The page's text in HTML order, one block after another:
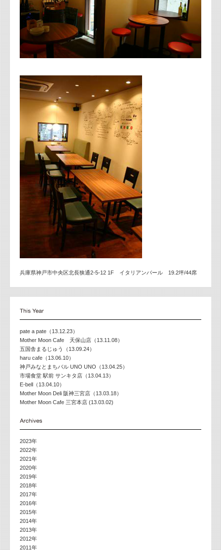
兵庫県神戸市中央区北長狭通2-5-12 1F イタリアンバール 19.2坪/44席
pate a pate（13.12.23）
Mother Moon Cafe 天保山店（13.11.08）
五国舎まるじゅう（13.09.24）
haru cafe（13.06.10）
神戸みなとまちバル UNO UNO（13.04.25）
市場食堂 駅前 サンキタ店（13.04.13）
E-bell（13.04.10）
Mother Moon Deli 阪神三宮店（13.03.18）
Mother Moon Cafe 三宮本店 (13.03.02)
2023年
2022年
2021年
2020年
2019年
2018年
2017年
2016年
2015年
2014年
2013年
2012年
2011年